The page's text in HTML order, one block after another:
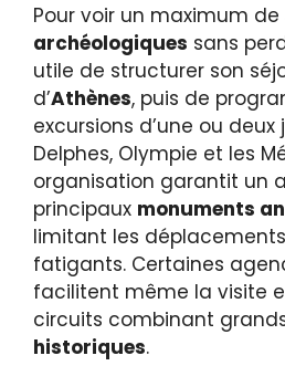
Pour voir un maximum de
archéologiques sans
utile de structurer son
d’Athènes, puis de
excursions d’une ou deux
Delphes, Olympie et les
organisation garantit un
principaux monuments
limitant les
fatigants. Certaines
facilitent même la visite
circuits combinant
historiques.